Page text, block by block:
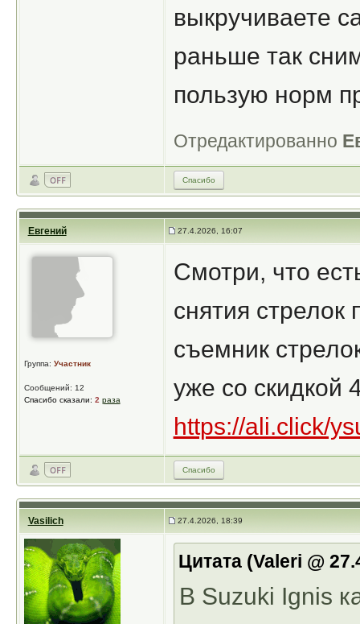
выкручиваете
раньше так
пользую норм
Отредактированно
Спасибо
Евгений 27.4.2026, 16:07
Группа: Участник
Сообщений: 12
Спасибо сказали: 2 раза
Смотри, что
снятия
съемник
уже со скидкой
https://ali.click/
Спасибо
Vasilich 27.4.2026, 18:39
Цитата (Valeri @
В Suzuki Ignis